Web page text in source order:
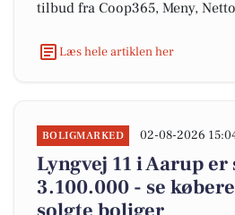
tilbud fra Coop365, Meny,
Læs hele artiklen her
BOLIGMARKED 02-08-2026
Lyngvej 11 i Aarup
3.100.000 - se